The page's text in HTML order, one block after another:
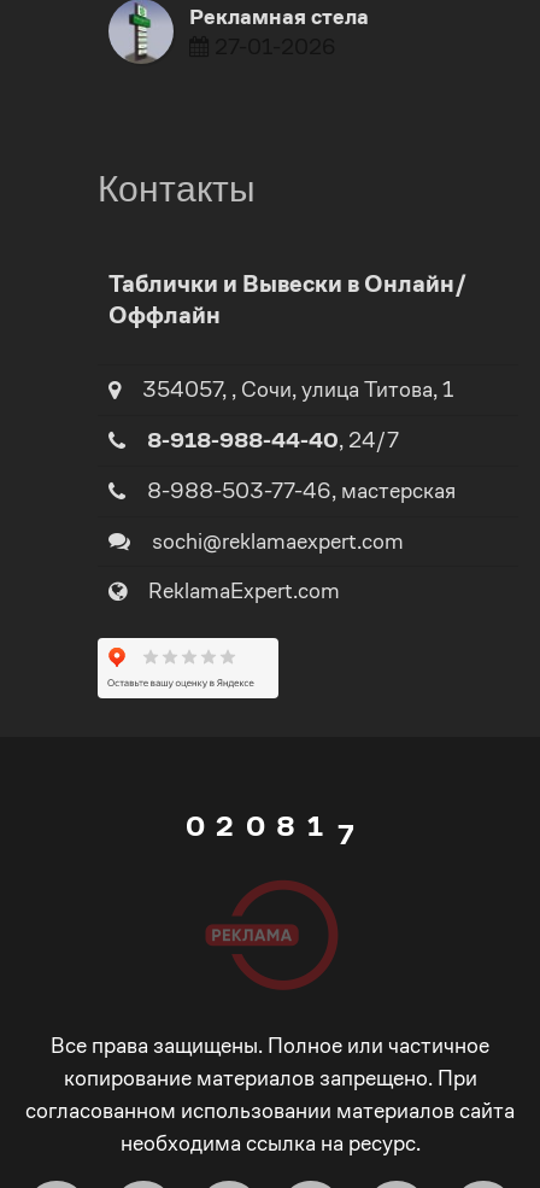
Рекламная стела
Контакты
Таблички и Вывески в Онлайн/
Оффлайн
354057, , Сочи, улица Титова, 1
8-918-988-44-40, 24/7
8-988-503-77-46, мастерская
sochi@reklamaexpert.com
ReklamaExpert.com
0
3
4
0
2
5
6
0
1
2
3
4
2
4
5
8
9
_
-
+
1
2
3
4
5
1
3
4
7
_
-
Все права защищены. Полное или частичное
копирование материалов запрещено. При
согласованном использовании материалов сайта
необходима ссылка на ресурс.